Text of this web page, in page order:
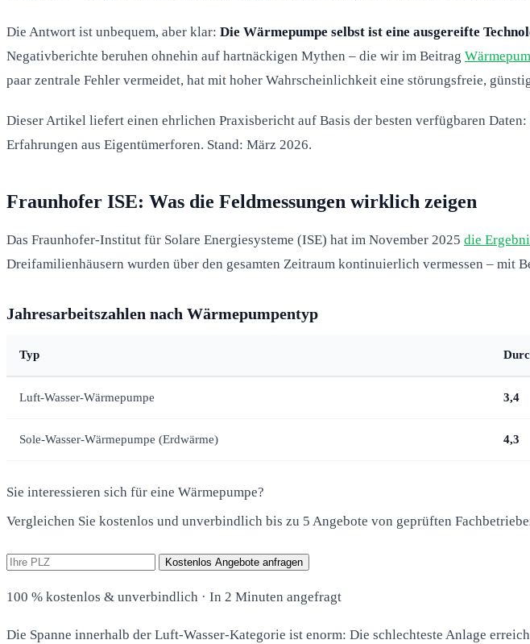
Die Antwort ist unbequem, aber klar: Die Wärmepumpe selbst ist eine ausgereifte
Negativberichte beruhen ohnehin auf hartnäckigen Mythen – die wir im Beitrag
paar zentrale Fehler vermeidet, hat mit hoher Wahrscheinlichkeit eine störungsfreie,
Dieser Artikel liefert einen ehrlichen Praxisbericht auf Basis der besten verfügbaren
Erfahrungen aus Eigentümerforen. Stand: März 2026.
Fraunhofer ISE: Was die Feldmessungen wirklich zeigen
Das Fraunhofer-Institut für Solare Energiesysteme (ISE) hat im November 2025 die
Dreifamilienhäusern wurden über den gesamten Zeitraum kontinuierlich vermessen – mit
Jahresarbeitszahlen nach Wärmepumpentyp
Typ
Luft-Wasser-Wärmepumpe 3,4
Sole-Wasser-Wärmepumpe (Erdwärme) 4,3
Sie interessieren sich für eine Wärmepumpe?
Vergleichen Sie kostenlos und unverbindlich bis zu 5 Angebote von geprüften
Kostenlos Angebote anfragen
100 % kostenlos & unverbindlich · In 2 Minuten angefragt
Die Spanne innerhalb der Luft-Wasser-Kategorie ist enorm: Die schlechteste Anlage